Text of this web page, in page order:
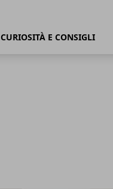
CURIOSITÀ E CONSIGLI